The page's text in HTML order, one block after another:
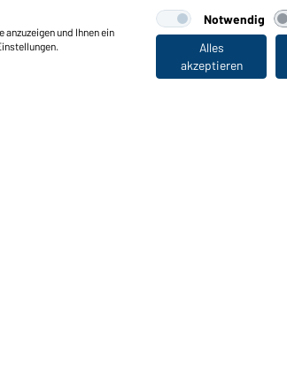
MB6155
und Ihnen ein
Notwendig
Alles
akzeptieren